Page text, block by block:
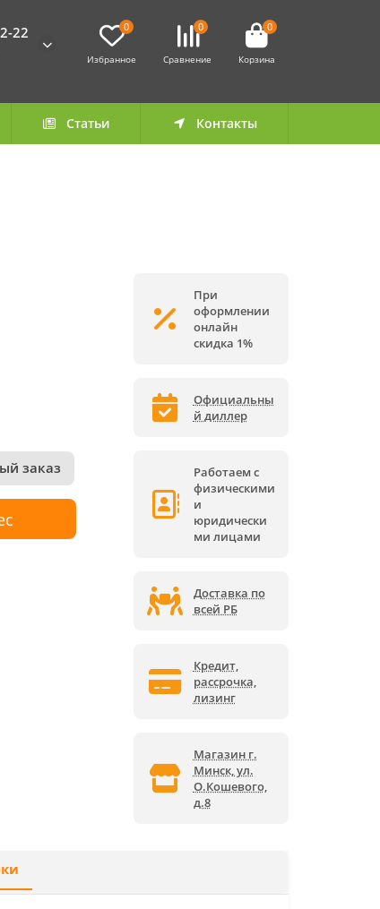
22
0
Избранное
0
Сравнение
0
Корзина
Статьи Контакты
заказ
При
оформлении
онлайн
скидка 1%
Официальны
й диллер
Работаем с
физическими
и
юридически
ми лицами
Доставка по
всей РБ
Кредит,
рассрочка,
лизинг
Магазин г.
Минск, ул.
О.Кошевого,
д.8